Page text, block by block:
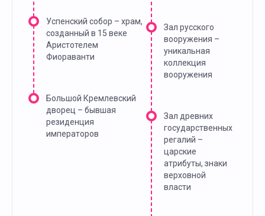
Успенский собор – храм,
созданный в 15 веке
Аристотелем
Фиораванти
Большой Кремлевский
дворец – бывшая
резиденция
императоров
Зал русского
вооружения –
уникальная
коллекция
вооружения
Зал древних
государственных
регалий –
царские
атрибуты, знаки
верховной
власти